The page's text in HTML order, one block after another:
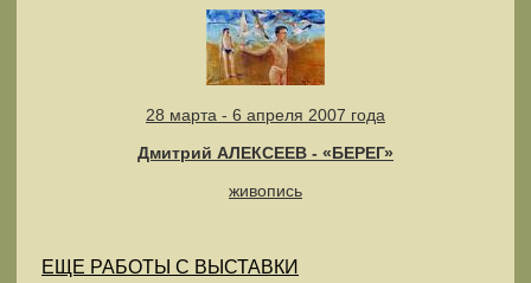
28 марта - 6 апреля 2007 года
Дмитрий АЛЕКСЕЕВ - «БЕРЕГ»
живопись
ЕЩЕ РАБОТЫ С ВЫСТАВКИ